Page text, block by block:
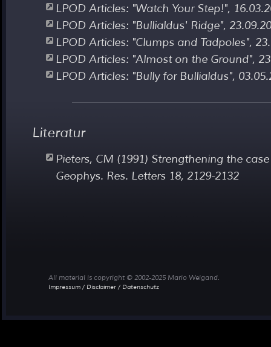
LPOD Articles: "Watch Your Step!",
LPOD Articles: "Bullialdus' Ridge",
LPOD Articles: "Clumps and Tadpoles",
LPOD Articles: "Almost on the Ground",
LPOD Articles: "Bully for Bullialdus",
Literatur
Pieters, CM (1991) Strengthening the
Geophys. Res. Letters 18, 2129-2132
All material is copyright © 2002-2025 Mario Weigand.
Impressum / Disclaimer / Datenschutz